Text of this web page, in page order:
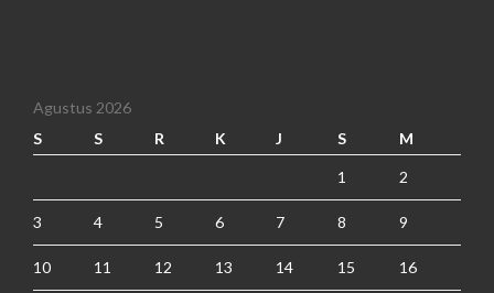
Agustus 2026
S
S R K J S M
1 2
3 4 5 6 7 8 9
10 11 12 13 14 15 16